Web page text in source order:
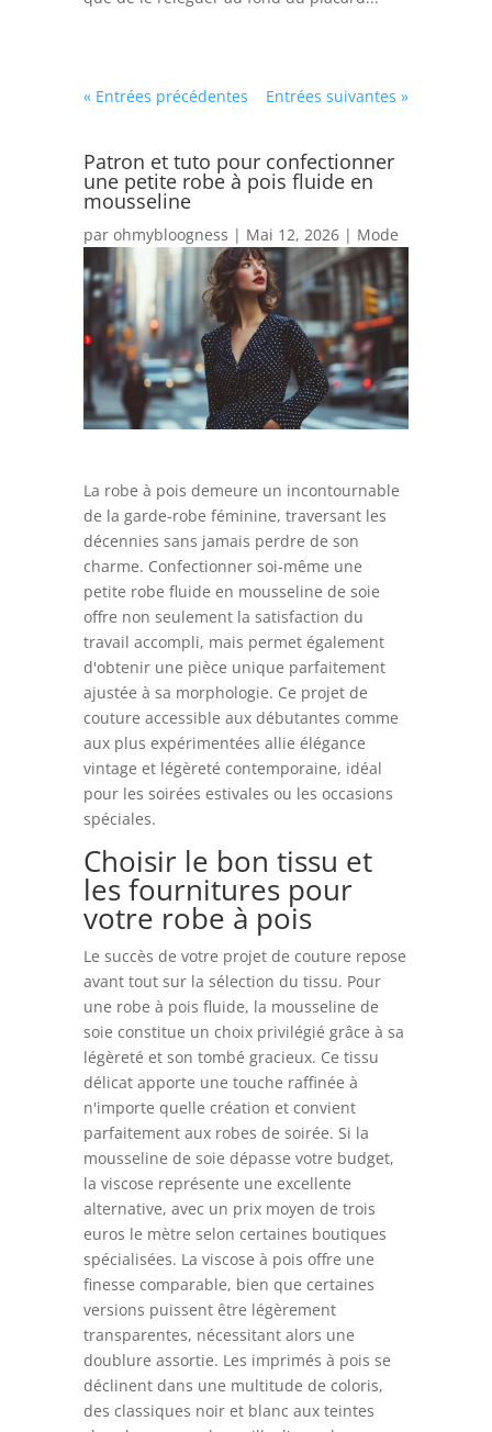
« Entrées précédentes Entrées suivantes »
Patron et tuto pour confectionner
une petite robe à pois fluide en
mousseline
parohmybloogness | Mai 12, 2026 | Mode
La robe à pois demeure un incontournable
de la garde-robe féminine, traversant les
décennies sans jamais perdre de son
charme. Confectionner soi-même une
petite robe fluide en mousseline de soie
offre non seulement la satisfaction du
travail accompli, mais permet également
d'obtenir une pièce unique parfaitement
ajustée à sa morphologie. Ce projet de
couture accessible aux débutantes comme
aux plus expérimentées allie élégance
vintage et légèreté contemporaine, idéal
pour les soirées estivales ou les occasions
spéciales.
Choisir le bon tissu et
les fournitures pour
votre robe à pois
Le succès de votre projet de couture repose
avant tout sur la sélection du tissu. Pour
une robe à pois fluide, la mousseline de
soie constitue un choix privilégié grâce à sa
légèreté et son tombé gracieux. Ce tissu
délicat apporte une touche raffinée à
n'importe quelle création et convient
parfaitement aux robes de soirée. Si la
mousseline de soie dépasse votre budget,
la viscose représente une excellente
alternative, avec un prix moyen de trois
euros le mètre selon certaines boutiques
spécialisées. La viscose à pois offre une
finesse comparable, bien que certaines
versions puissent être légèrement
transparentes, nécessitant alors une
doublure assortie. Les imprimés à pois se
déclinent dans une multitude de coloris,
des classiques noir et blanc aux teintes